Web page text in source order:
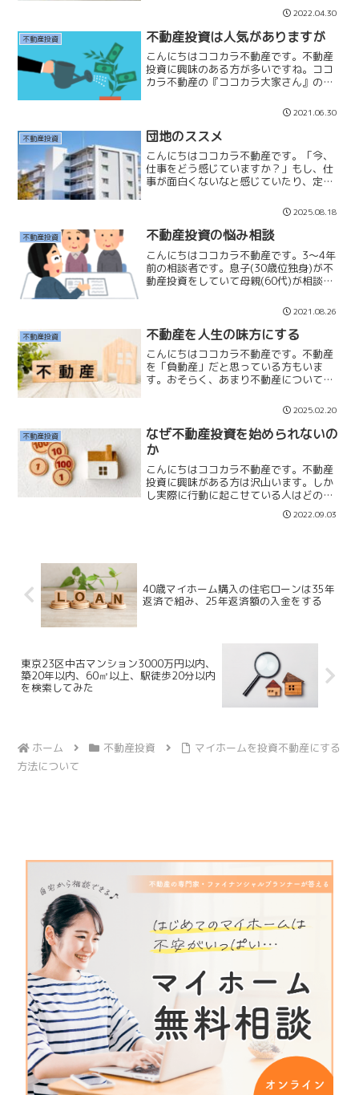
後に年金の他に収入があることは豊かに
暮らすうえでは必要だと思っています。
年金受給額は15万円〜2...
2022.04.30
不動産投資 不動産投資は人気がありますが
こんにちはココカラ不動産です。不動産
投資に興味のある方が多いですね。ココ
カラ不動産の『ココカラ大家さん』のお
の検索をしていますのでGoogleの広告や
Instagramの広告で投資会社の広告がよ
くでてきま...
2021.06.30
不動産投資 団地のススメ
こんにちはココカラ不動産です。「今、
仕事をどう感じていますか？」もし、仕
事が面白くないなと感じていたり、定年
に思っているのなら「団地投資」をお勧
めします。小さな投資額で始められて、
少し勉強すれば、ほとんど...
2025.08.18
不動産投資 不動産投資の悩み相談
こんにちはココカラ不動産です。3～4年
前の相談者です。息子(30歳位独身)が不
動産投資をしていて母親(60代)が相談に
『今後どうしたら良いのかアドバイスを
いただきたい』詳しく内容をお聞きする
と息子が都内の...
2021.08.26
不動産投資 不動産を人生の味方にする
こんにちはココカラ不動産です。不動産
を「負動産」だと思っている方もいま
す。おそらく、あまり不動産についての
っているネット情報を鵜呑みしてしまっ
ているのだと思っています。このような
情報を信じてしまう方は、と...
2025.02.20
不動産投資
なぜ不動産投資を始められないの
か
こんにちはココカラ不動産です。不動産
投資に興味がある方は沢山います。しか
し実際に行動に起こせている人はどの位
いるのでしょうか。「なぜ不動産投資を
始められないのか？」について話したい
2022.09.03
40歳マイホーム購入の住宅ローンは35年
返済で組み、25年返済額の入金をする
東京23区中古マンション3000万円以内、
築20年以内、60㎡以上、駅徒歩20分以内
を検索してみた
ホーム 不動産投資
マイホームを投資不動産にする
方法について